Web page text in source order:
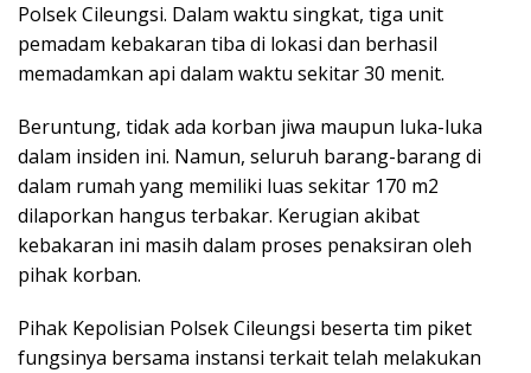
Polsek Cileungsi. Dalam waktu singkat, tiga unit
pemadam kebakaran tiba di lokasi dan berhasil
memadamkan api dalam waktu sekitar 30 menit.
Beruntung, tidak ada korban jiwa maupun luka-luka
dalam insiden ini. Namun, seluruh barang-barang di
dalam rumah yang memiliki luas sekitar 170 m2
dilaporkan hangus terbakar. Kerugian akibat
kebakaran ini masih dalam proses penaksiran oleh
pihak korban.
Pihak Kepolisian Polsek Cileungsi beserta tim piket
fungsinya bersama instansi terkait telah melakukan